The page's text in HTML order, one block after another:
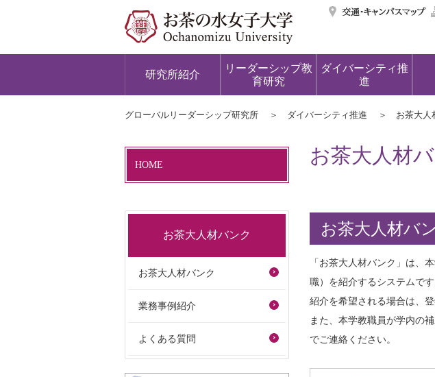
研究所紹介
リーダーシップ教
育研究
ダイバーシティ推
進
グローバルリーダーシップ研究所 ダイバーシティ推進 お茶大人
お茶大人材
お茶大人材バ
「お茶大人材バンク」は、
職）を紹介するシステムです
紹介を希望される場合は、
また、本学教職員が学内の
でご連絡ください。
HOME
お茶大人材バンク
お茶大人材バンク
業務事例紹介
よくある質問